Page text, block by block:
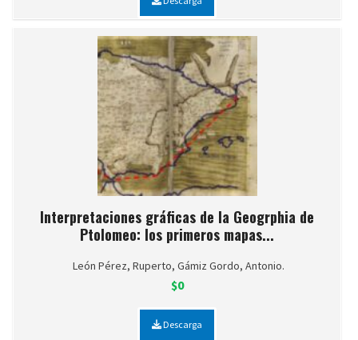
Interpretaciones gráficas de la Geogrphia de
Ptolomeo: los primeros mapas...
León Pérez, Ruperto, Gámiz Gordo, Antonio.
$0
Descarga